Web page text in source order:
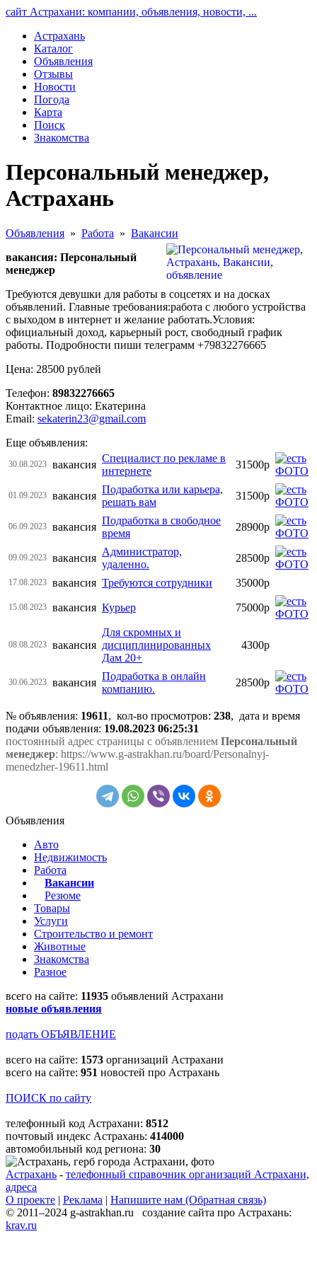
сайт Астрахани: компании, объявления, новости, ...
Астрахань
Каталог
Объявления
Отзывы
Новости
Погода
Карта
Поиск
Знакомства
Персональный менеджер,
Астрахань
Объявления » Работа » Вакансии
вакансия: Персональный
менеджер
Требуются девушки для работы в соцсетях и на досках
объявлений. Главные требования:работа с любого устройства
с выходом в интернет и желание работать.Условия:
официальный доход, карьерный рост, свободный график
работы. Подробности пиши телеграмм +79832276665
Цена: 28500 рублей
Телефон: 89832276665
Контактное лицо: Екатерина
Email: sekaterin23@gmail.com
Еще объявления:
30.08.2023 вакансия
Специалист по рекламе в
интернете
31500р
01.09.2023 вакансия
Подрaбoтка или кapьерa,
решать вам
31500р
06.09.2023 вакансия
Подработка в свободное
время
28900р
09.09.2023 вакансия
Администратор,
удаленно.
28500р
17.08.2023 вакансия Требуются сотрудники 35000р
15.08.2023 вакансия Курьер 75000р
08.08.2023 вакансия
Для скромных и
дисциплинированных
Дам 20+
4300р
30.06.2023 вакансия
Подработка в онлайн
компанию.
28500р
№ объявления: 19611, кол-во просмотров: 238, дата и время
подачи объявления: 19.08.2023 06:25:31
постоянный адрес страницы с объявлением Персональный
менеджер: https://www.g-astrakhan.ru/board/Personalnyj-
menedzher-19611.html
Объявления
Авто
Недвижимость
Работа
Вакансии
Резюме
Товары
Услуги
Строительство и ремонт
Животные
Знакомства
Разное
всего на сайте: 11935 объявлений Астрахани
новые объявления
подать ОБЪЯВЛЕНИЕ
всего на сайте: 1573 организаций Астрахани
всего на сайте: 951 новостей про Астрахань
ПОИСК по сайту
телефонный код Астрахани: 8512
почтовый индекс Астрахань: 414000
автомобильный код региона: 30
Астрахань - телефонный справочник организаций Астрахани,
адреса
О проекте | Реклама | Напишите нам (Обратная связь)
© 2011–2024 g-astrakhan.ru создание сайта про Астрахань:
krav.ru